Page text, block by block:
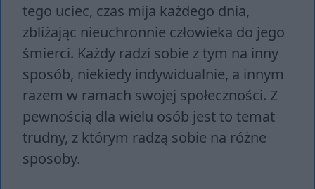
tego uciec, czas mija każdego dnia,
zbliżając nieuchronnie człowieka do jego
śmierci. Każdy radzi sobie z tym na inny
sposób, niekiedy indywidualnie, a innym
razem w ramach swojej społeczności. Z
pewnością dla wielu osób jest to temat
trudny, z którym radzą sobie na różne
sposoby.